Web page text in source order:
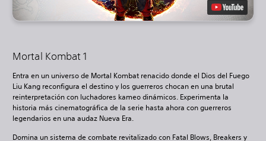
Mortal Kombat 1
Entra en un universo de Mortal Kombat renacido donde el Dios del Fuego
Liu Kang reconfigura el destino y los guerreros chocan en una brutal
reinterpretación con luchadores kameo dinámicos. Experimenta la
historia más cinematográfica de la serie hasta ahora con guerreros
legendarios en una audaz Nueva Era.
Domina un sistema de combate revitalizado con Fatal Blows, Breakers y